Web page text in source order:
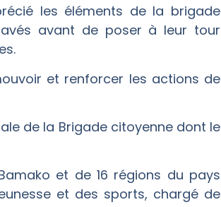
les éléments de la brigade
avant de poser à leur tour
et renforcer les actions de
de la Brigade citoyenne dont le
et de 16 régions du pays
et des sports, chargé de